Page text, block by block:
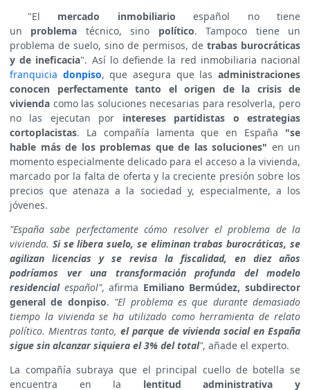
"El mercado inmobiliario español no tiene
un problema técnico, sino político. Tampoco tiene un
problema de suelo, sino de permisos, de trabas burocráticas
y de ineficacia". Así lo defiende la red inmobiliaria nacional
franquicia donpiso, que asegura que lasadministraciones
conocen perfectamente tanto el origen de la crisis de
vivienda como las soluciones necesarias para resolverla, pero
no las ejecutan por intereses partidistas o estrategias
cortoplacistas. La compañía lamenta que en España "se
hable más de los problemas que de las soluciones" en un
momento especialmente delicado para el acceso a la vivienda,
marcado por la falta de oferta y la creciente presión sobre los
precios que atenaza a la sociedad y, especialmente, a los
jóvenes.
"España sabe perfectamente cómo resolver el problema de la
vivienda. Si se libera suelo, se eliminan trabas burocráticas, se
agilizan licencias y se revisa la fiscalidad, en diez años
podríamos
ver una transformación profunda del modelo
residencialespañol", afirma Emiliano Bermúdez, subdirector
general de donpiso. "El problema es que durante demasiado
tiempo la vivienda se ha utilizado como herramienta de relato
político. Mientras tanto,el parque de vivienda social en España
sigue sin alcanzar siquiera el 3% del total", añade el experto.
La compañía subraya que el principal cuello de botella se
encuentra en la lentitud administrativa y